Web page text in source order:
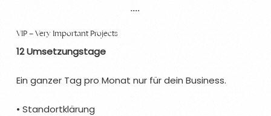
VIP – Very Important Projects
12 Umsetzungstage
Ein ganzer Tag pro Monat nur für dein Business.
• Standortklärung